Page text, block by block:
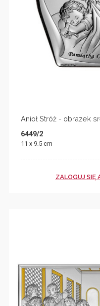
Anioł Stróż - obrazek
6449/2
11 x 9.5 cm
ZALOGUJ SIĘ